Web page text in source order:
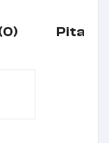
Pitanja